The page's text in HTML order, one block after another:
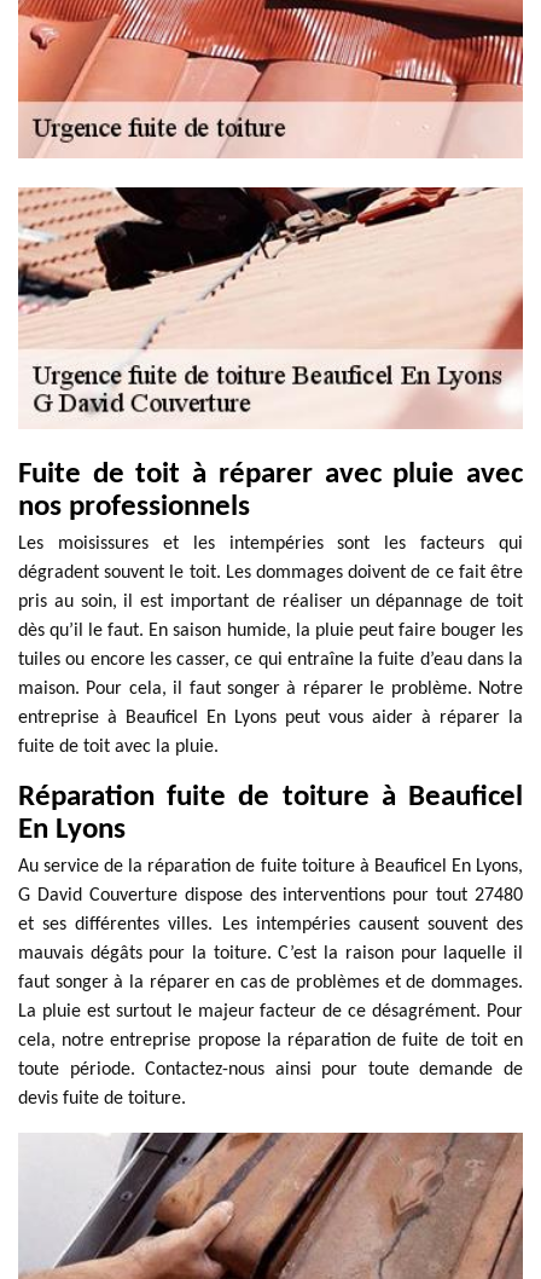
Fuite de toit à réparer avec pluie avec
nos professionnels
Les moisissures et les intempéries sont les facteurs qui
dégradent souvent le toit. Les dommages doivent de ce fait être
pris au soin, il est important de réaliser un dépannage de toit
dès qu’il le faut. En saison humide, la pluie peut faire bouger les
tuiles ou encore les casser, ce qui entraîne la fuite d’eau dans la
maison. Pour cela, il faut songer à réparer le problème. Notre
entreprise à Beauficel En Lyons peut vous aider à réparer la
fuite de toit avec la pluie.
Réparation fuite de toiture à Beauficel
En Lyons
Au service de la réparation de fuite toiture à Beauficel En Lyons,
G David Couverture dispose des interventions pour tout 27480
et ses différentes villes. Les intempéries causent souvent des
mauvais dégâts pour la toiture. C’est la raison pour laquelle il
faut songer à la réparer en cas de problèmes et de dommages.
La pluie est surtout le majeur facteur de ce désagrément. Pour
cela, notre entreprise propose la réparation de fuite de toit en
toute période. Contactez-nous ainsi pour toute demande de
devis fuite de toiture.